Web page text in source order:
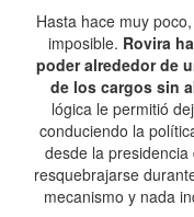
Hasta hace muy
imposible. Rovira
poder alrededor de
de los cargos sin
lógica le permitió
conduciendo la
desde la
resquebrajarse
mecanismo y nada